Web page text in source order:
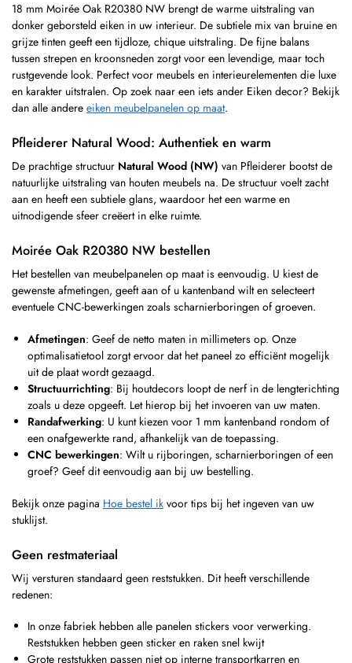
18 mm Moirée Oak R20380 NW brengt de warme uitstraling van
donker geborsteld eiken in uw interieur. De subtiele mix van bruine en
grijze tinten geeft een tijdloze, chique uitstraling. De fijne balans
tussen strepen en kroonsneden zorgt voor een levendige, maar toch
rustgevende look. Perfect voor meubels en interieurelementen die luxe
en karakter uitstralen. Op zoek naar een iets ander Eiken decor? Bekijk
dan alle andere eiken meubelpanelen op maat.
Pfleiderer Natural Wood: Authentiek en warm
De prachtige structuur Natural Wood (NW) van Pfleiderer bootst de
natuurlijke uitstraling van houten meubels na. De structuur voelt zacht
aan en heeft een subtiele glans, waardoor het een warme en
uitnodigende sfeer creëert in elke ruimte.
Moirée Oak R20380 NW bestellen
Het bestellen van meubelpanelen op maat is eenvoudig. U kiest de
gewenste afmetingen, geeft aan of u kantenband wilt en selecteert
eventuele CNC-bewerkingen zoals scharnierboringen of groeven.
Afmetingen: Geef de netto maten in millimeters op. Onze
optimalisatietool zorgt ervoor dat het paneel zo efficiënt mogelijk
uit de plaat wordt gezaagd.
Structuurrichting: Bij houtdecors loopt de nerf in de lengterichting
zoals u deze opgeeft. Let hierop bij het invoeren van uw maten.
Randafwerking: U kunt kiezen voor 1 mm kantenband rondom of
een onafgewerkte rand, afhankelijk van de toepassing.
CNC bewerkingen: Wilt u rijboringen, scharnierboringen of een
groef? Geef dit eenvoudig aan bij uw bestelling.
Bekijk onze pagina Hoe bestel ik voor tips bij het ingeven van uw
stuklijst.
Geen restmateriaal
Wij versturen standaard geen reststukken. Dit heeft verschillende
redenen:
In onze fabriek hebben alle panelen stickers voor verwerking.
Reststukken hebben geen sticker en raken snel kwijt
Grote reststukken passen niet op interne transportkarren en